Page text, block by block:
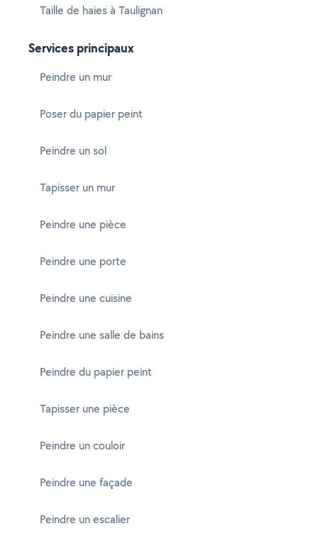
Taille de haies à Taulignan
Services principaux
Peindre un mur
Poser du papier peint
Peindre un sol
Tapisser un mur
Peindre une pièce
Peindre une porte
Peindre une cuisine
Peindre une salle de bains
Peindre du papier peint
Tapisser une pièce
Peindre un couloir
Peindre une façade
Peindre un escalier